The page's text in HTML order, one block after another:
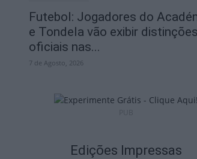
Futebol: Jogadores do
e Tondela vão exibir distinções
oficiais nas...
7 de Agosto, 2026
Edições Impressas